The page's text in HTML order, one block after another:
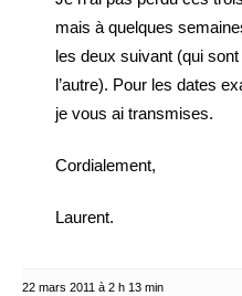
mais à quelques
les deux suivant (qui
l’autre). Pour les dates
je vous ai transmises.
Cordialement,
Laurent.
22 mars 2011 à 2 h 13 min